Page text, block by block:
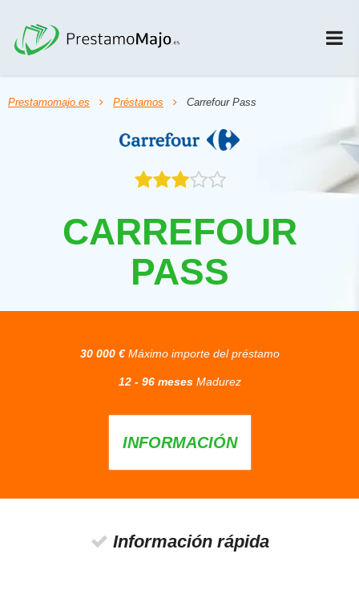
Prestamomajo.es Préstamos Carrefour Pass
CARREFOUR
PASS
30 000 €Máximo importe del préstamo
12 - 96 mesesMadurez
INFORMACIÓN
Información rápida